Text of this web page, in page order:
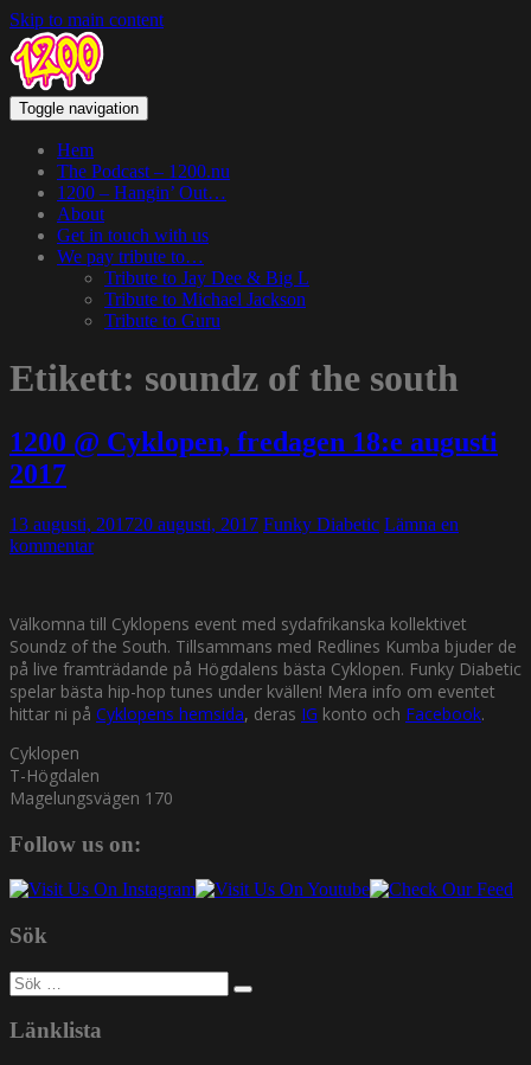
Skip to main content
Toggle navigation
Hem
The Podcast – 1200.nu
1200 – Hangin’ Out…
About
Get in touch with us
We pay tribute to…
Tribute to Jay Dee & Big L
Tribute to Michael Jackson
Tribute to Guru
Etikett: soundz of the south
1200 @ Cyklopen, fredagen 18:e augusti
2017
13 augusti, 201720 augusti, 2017 Funky Diabetic Lämna en
kommentar
Välkomna till Cyklopens event med sydafrikanska kollektivet
Soundz of the South. Tillsammans med Redlines Kumba bjuder de
på live framträdande på Högdalens bästa Cyklopen. Funky Diabetic
spelar bästa hip-hop tunes under kvällen! Mera info om eventet
hittar ni på Cyklopens hemsida, deras IG konto och Facebook.
Cyklopen
T-Högdalen
Magelungsvägen 170
Follow us on:
Sök
Sök
efter:
Länklista